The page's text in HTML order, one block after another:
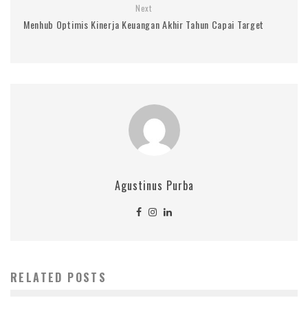
Next
Menhub Optimis Kinerja Keuangan Akhir Tahun Capai Target
Agustinus Purba
RELATED POSTS